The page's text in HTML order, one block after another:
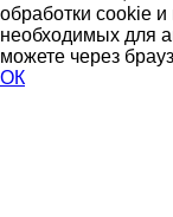
обработки cookie
необходимых для
можете через
ОК